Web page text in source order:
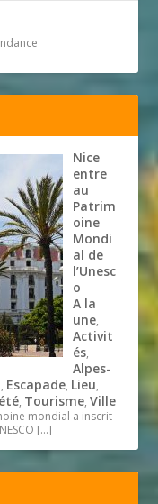
Nice
entre
au
Patrim
oine
Mondi
al de
l’Unesc
o
A la
une,
Activit
és,
Alpes-
, Escapade, Lieu,
, Tourisme,Ville
mondial a inscrit
[…]